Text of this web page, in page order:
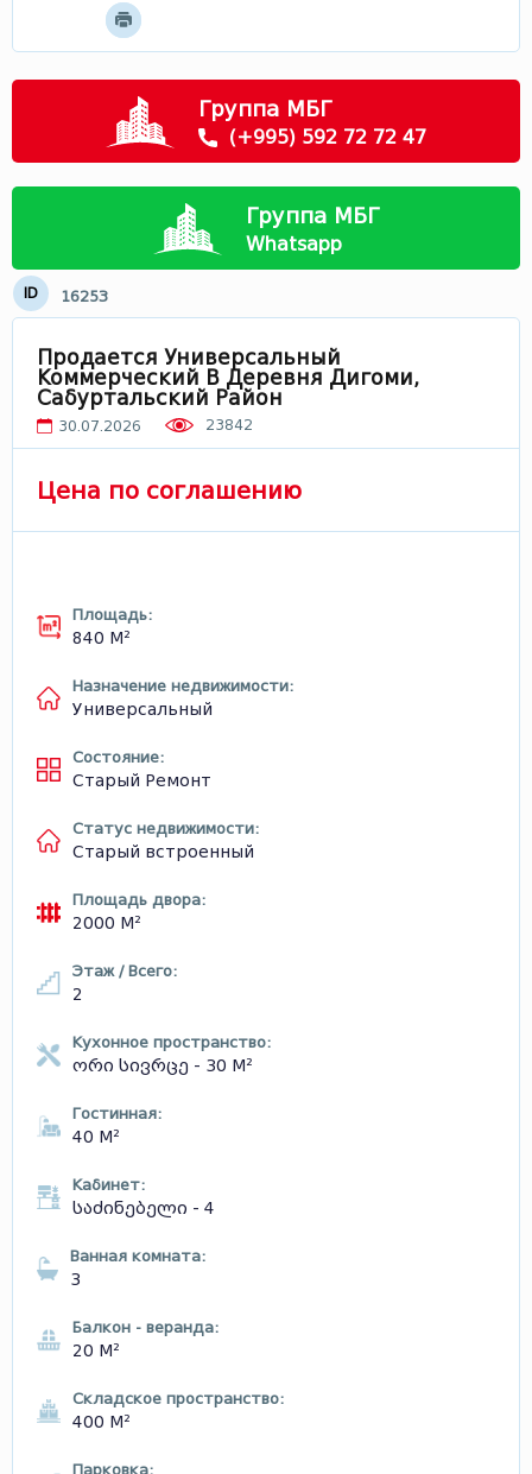
Мцхета - Мтианети
Самцхе - Джавахети
Лечхуми
Группа МБГ
(+995) 592 72 72 47
Группа МБГ
Whatsapp
ID 16253
Продается Универсальный
Коммерческий В Деревня Дигоми,
Сабуртальский Район
30.07.2026 23842
Цена по соглашению
Площадь:
840 М²
Назначение недвижимости:
Универсальный
Состояние:
Старый Ремонт
Статус недвижимости:
Старый встроенный
Площадь двора:
2000 М²
Этаж / Всего:
2
Кухонное пространство:
ორი სივრცე - 30 М²
Гостинная:
40 М²
Кабинет:
საძინებელი - 4
Ванная комната:
3
Балкон - веранда:
20 М²
Складское пространство:
400 М²
Парковка: